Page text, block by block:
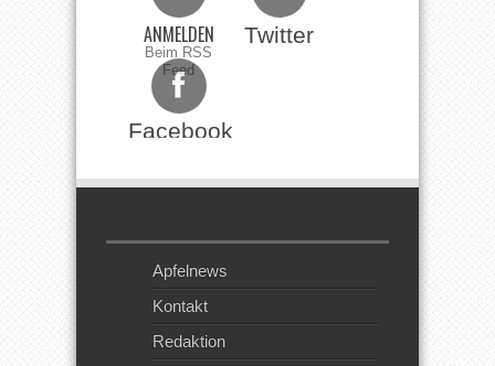
ANMELDEN
Beim RSS
Feed
Twitter
Facebook
Apfelnews
Kontakt
Redaktion